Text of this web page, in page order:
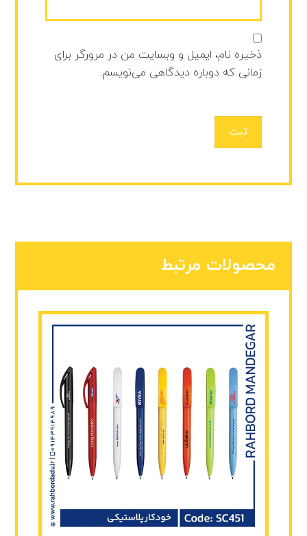
ذخیره نام، ایمیل و وبسایت من در مرورگر برای
زمانی که دوباره دیدگاهی می‌نویسم.
ثبت
محصولات مرتبط